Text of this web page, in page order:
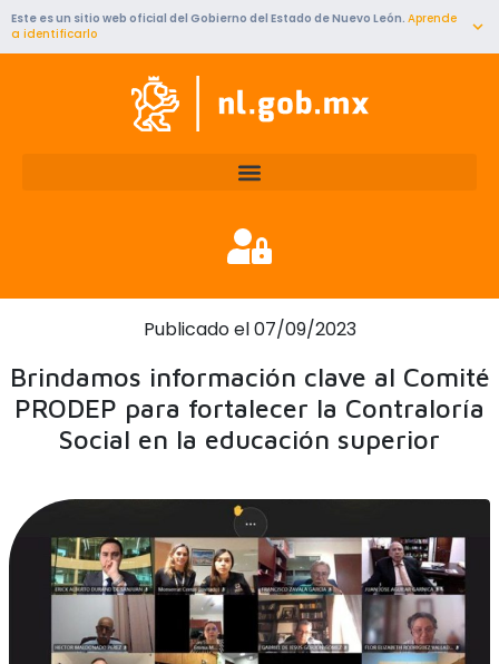
al
Este es un sitio web oficial del Gobierno del Estado de Nuevo León. Aprende
a identificarlo
Publicado el 07/09/2023
Brindamos información clave al Comité
PRODEP para fortalecer la Contraloría
Social en la educación superior